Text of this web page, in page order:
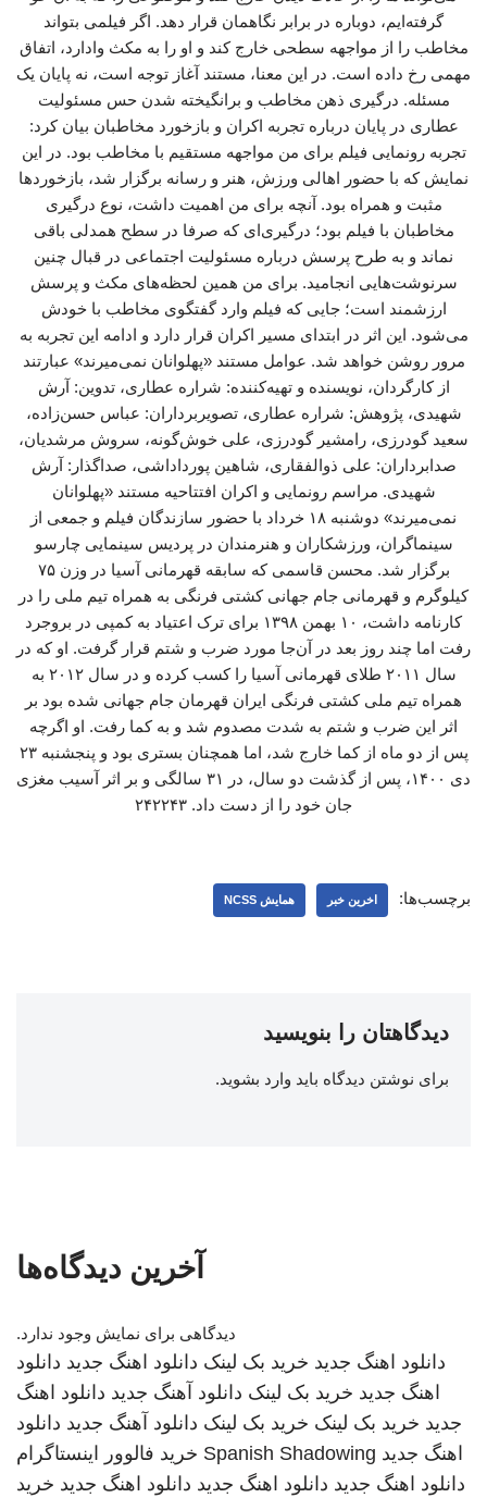
گرفته‌ایم، دوباره در برابر نگاهمان قرار دهد. اگر فیلمی بتواند
مخاطب را از مواجهه سطحی خارج کند و او را به مکث وادارد، اتفاق
مهمی رخ داده است. در این معنا، مستند آغاز توجه است، نه پایان یک
مسئله. درگیری ذهن مخاطب و برانگیخته شدن حس مسئولیت
عطاری در پایان درباره تجربه اکران و بازخورد مخاطبان بیان کرد:
تجربه رونمایی فیلم برای من مواجهه مستقیم با مخاطب بود. در این
نمایش که با حضور اهالی ورزش، هنر و رسانه برگزار شد، بازخوردها
مثبت و همراه بود. آنچه برای من اهمیت داشت، نوع درگیری
مخاطبان با فیلم بود؛ درگیری‌ای که صرفا در سطح همدلی باقی
نماند و به طرح پرسش درباره مسئولیت اجتماعی در قبال چنین
سرنوشت‌هایی انجامید. برای من همین لحظه‌های مکث و پرسش
ارزشمند است؛ جایی که فیلم وارد گفتگوی مخاطب با خودش
می‌شود. این اثر در ابتدای مسیر اکران قرار دارد و ادامه این تجربه به
مرور روشن خواهد شد. عوامل مستند «پهلوانان نمی‌میرند» عبارتند
از کارگردان، نویسنده و تهیه‌کننده: شراره عطاری، تدوین: آرش
شهیدی، پژوهش: شراره عطاری، تصویربرداران: عباس حسن‌زاده،
سعید گودرزی، رامشیر گودرزی، علی خوش‌گونه، سروش مرشدیان،
صدابرداران: علی ذوالفقاری، شاهین پورداداشی، صداگذار: آرش
شهیدی. مراسم رونمایی و اکران افتتاحیه مستند «پهلوانان
نمی‌میرند» دوشنبه ۱۸ خرداد با حضور سازندگان فیلم و جمعی از
سینماگران، ورزشکاران و هنرمندان در پردیس سینمایی چارسو
برگزار شد. محسن قاسمی که سابقه قهرمانی آسیا در وزن ۷۵
کیلوگرم و قهرمانی جام جهانی کشتی فرنگی به همراه تیم ملی را در
کارنامه داشت، ۱۰ بهمن ۱۳۹۸ برای ترک اعتیاد به کمپی در بروجرد
رفت اما چند روز بعد در آن‌جا مورد ضرب و شتم قرار گرفت. او که در
سال ۲۰۱۱ طلای قهرمانی آسیا را کسب کرده و در سال ۲۰۱۲ به
همراه تیم ملی کشتی فرنگی ایران قهرمان جام جهانی شده بود بر
اثر این ضرب و شتم به شدت مصدوم شد و به کما رفت. او اگرچه
پس از دو ماه از کما خارج شد، اما همچنان بستری بود و پنجشنبه ۲۳
دی ۱۴۰۰، پس از گذشت دو سال، در ۳۱ سالگی و بر اثر آسیب مغزی
جان خود را از دست داد. ۲۴۲۲۴۳
برچسب‌ها: اخرین خبر همایش NCSS
دیدگاهتان را بنویسید
برای نوشتن دیدگاه باید وارد بشوید.
آخرین دیدگاه‌ها
دیدگاهی برای نمایش وجود ندارد.
دانلود اهنگ جدید خرید بک لینک دانلود اهنگ جدید دانلود
اهنگ جدید خرید بک لینک دانلود آهنگ جدید دانلود اهنگ
جدید خرید بک لینک خرید بک لینک دانلود آهنگ جدید دانلود
اهنگ جدید Spanish Shadowing خرید فالوور اینستاگرام
دانلود اهنگ جدید دانلود اهنگ جدید دانلود اهنگ جدید خرید